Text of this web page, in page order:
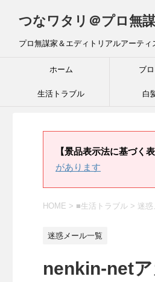
つなワタリ＠プロ無
プロ無謀家＆エディトリアルアーテ
ホーム ブ
生活トラブル 白
【景品表示法に基づく表
があります
HOME > ■生活トラブル > 迷惑
迷惑メール一覧
nenkin-net